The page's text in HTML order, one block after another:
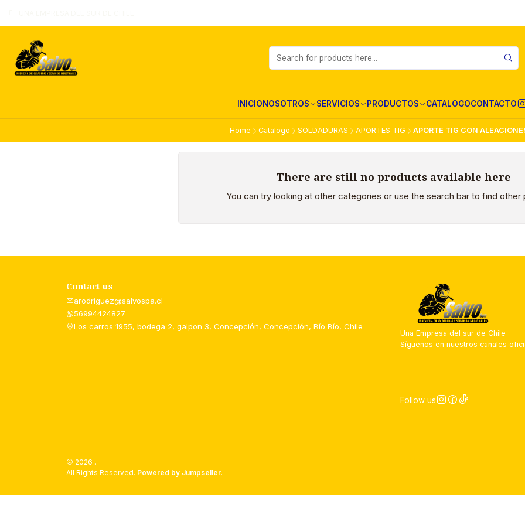
INICIONOSOTROS SERVICIOS PRODUCTOS CATALOGOCONTACTO
Home Catalogo SOLDADURAS APORTES TIG APORTE TIG CON
There are still no products available here
You can try looking at other categories or use the search bar to find other
Contact us
arodriguez@salvospa.cl
56994424827
Los carros 1955, bodega 2, galpon 3, Concepción, Concepción, Bío Bío, Chile
Una Empresa del sur de Chile
Síguenos en nuestros canales
Follow us
2026 .
All Rights Reserved. Powered by Jumpseller.